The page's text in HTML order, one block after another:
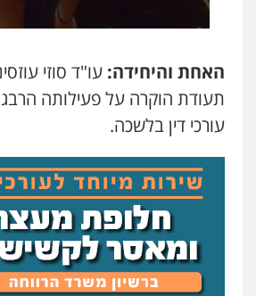
האחת והיחידה: עו"ד סוזי
תעודת הוקרה על פעילותה
עורכי דין בלשכה.